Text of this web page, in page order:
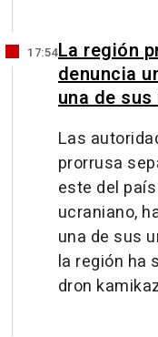
17:54La región
denuncia
una de
Las
prorrusa
este del
ucraniano,
una de sus
la región ha
dron